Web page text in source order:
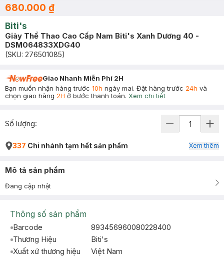
680.000 ₫
Biti's
Giày Thể Thao Cao Cấp Nam Biti's Xanh Dương 40 -
DSM064833XDG40
(SKU: 276501085)
Giao Nhanh Miễn Phí 2H
Bạn muốn nhận hàng trước 10h ngày mai. Đặt hàng trước 24h và
chọn giao hàng 2H ở bước thanh toán. Xem chi tiết
Số lượng:
337 Chi nhánh tạm hết sản phẩm Xem thêm
Mô tả sản phẩm
Đang cập nhật
Thông số sản phẩm
Barcode
893456960080228400
Thương Hiệu
Biti's
Xuất xứ thương hiệu
Việt Nam